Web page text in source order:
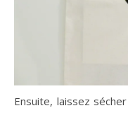
Ensuite, laissez